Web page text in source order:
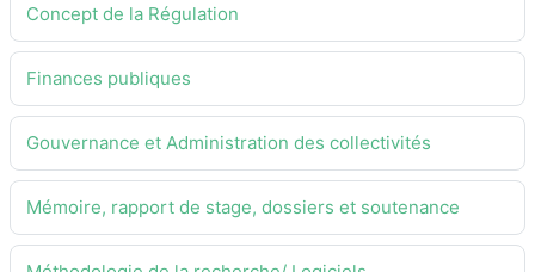
Concept de la Régulation
Finances publiques
Gouvernance et Administration des collectivités
Mémoire, rapport de stage, dossiers et soutenance